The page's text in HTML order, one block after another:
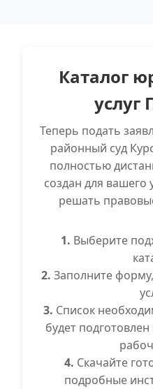
Каталог
услуг
Теперь подать
районный суд
полностью
создан для вашего
решать
1. Выберите
2. Заполните
3. Список
будет
4. Скачайте
подробные